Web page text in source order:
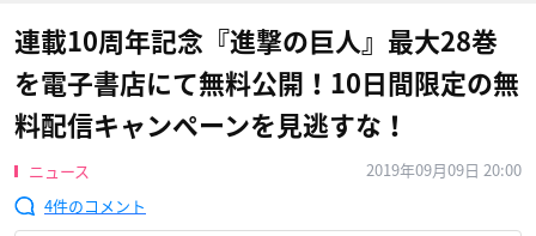
連載10周年記念『進撃の巨人』最大28巻
を電子書店にて無料公開！10日間限定の無
料配信キャンペーンを見逃すな！
ニュース
2019年09月09日 20:00
4